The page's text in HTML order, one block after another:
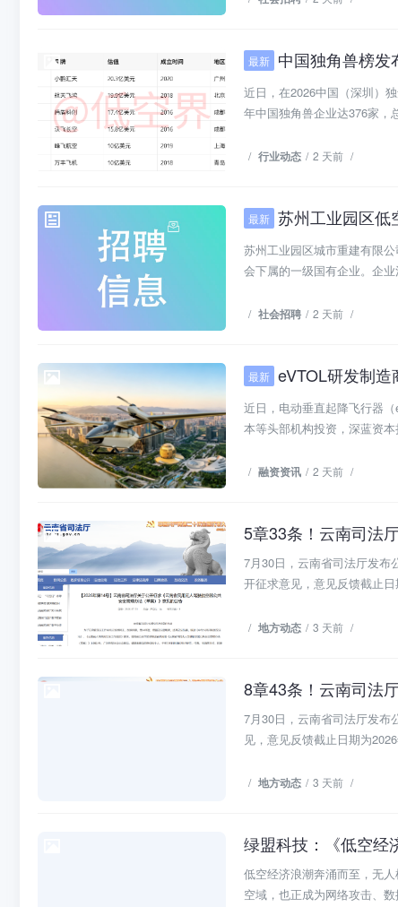
行业动态
最新 中国独角兽榜发
近日，在2026中国（深圳）
年中国独角兽企业达376家，
/ 行业动态 / 2 天前 /
社会招聘
最新 苏州工业园区低
苏州工业园区城市重建有限
会下属的一级国有企业。企
/ 社会招聘 / 2 天前 /
融资资讯
最新 eVTOL研发制
近日，电动垂直起降飞行器
本等头部机构投资，深蓝资
/ 融资资讯 / 2 天前 /
地方动态
7月30日，云南省司法厅发布
开征求意见，意见反馈截止
/ 地方动态 / 3 天前 /
地方动态
8章43条！云南司法
7月30日，云南省司法厅发布
见，意见反馈截止日期为
/ 地方动态 / 3 天前 /
研究报告
绿盟科技：《低空经
低空经济浪潮奔涌而至，无
空域，也正成为网络攻击、